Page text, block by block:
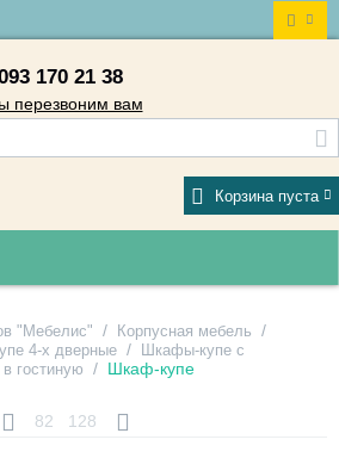
170 21 38
перезвоним вам
Корзина пуста
"Мебелис" / Корпусная мебель /
4-х дверные / Шкафы-купе с
гостиную / Шкаф-купе
82
128